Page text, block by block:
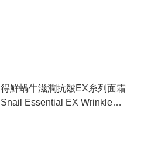
得鮮蝸牛滋潤抗皺EX糸列面霜
Snail Essential EX Wrinkle